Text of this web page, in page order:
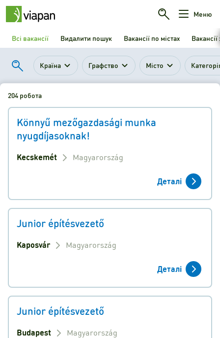
Меню
Всі вакансії Видалити пошук Вакансії по містах
Країна Графство Місто
204 робота
Könnyű mezőgazdasági munka
nyugdíjasoknak!
Kecskemét Magyarország
Деталі
Junior építésvezető
Kaposvár Magyarország
Деталі
Junior építésvezető
Budapest Magyarország